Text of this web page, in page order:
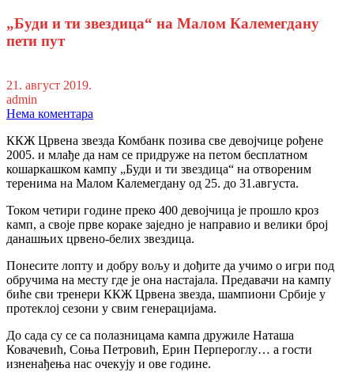
„Буди и ти звездица“ на Малом Калемегдану
пети пут
21. август 2019.
admin
Нема коментара
ККЖ Црвена звезда Комбанк позива све девојчице рођене
2005. и млађе да нам се придруже на петом бесплатном
кошаркашком кампу „Буди и ти звездица“ на отвореним
теренима на Малом Калемегдану од 25. до 31.августа.
Током четири године преко 400 девојчица је прошло кроз
камп, а своје прве кораке заједно је направио и велики број
данашњих црвено-белих звездица.
Понесите лопту и добру вољу и дођите да учимо о игри под
обручима на месту где је она настајала. Предавачи на кампу
биће сви тренери ККЖ Црвена звезда, шампиони Србије у
протеклој сезони у свим генерацијама.
До сада су се са полазницама кампа дружиле Наташа
Ковачевић, Соња Петровић, Ерин Перпероглу… а гости
изненађења нас очекују и ове године.